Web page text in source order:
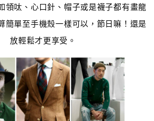
領呔、心口針、帽子或是襪子都有畫龍
簡單至手機殼一樣可以，節日嘛！還是
放輕鬆才更享受。